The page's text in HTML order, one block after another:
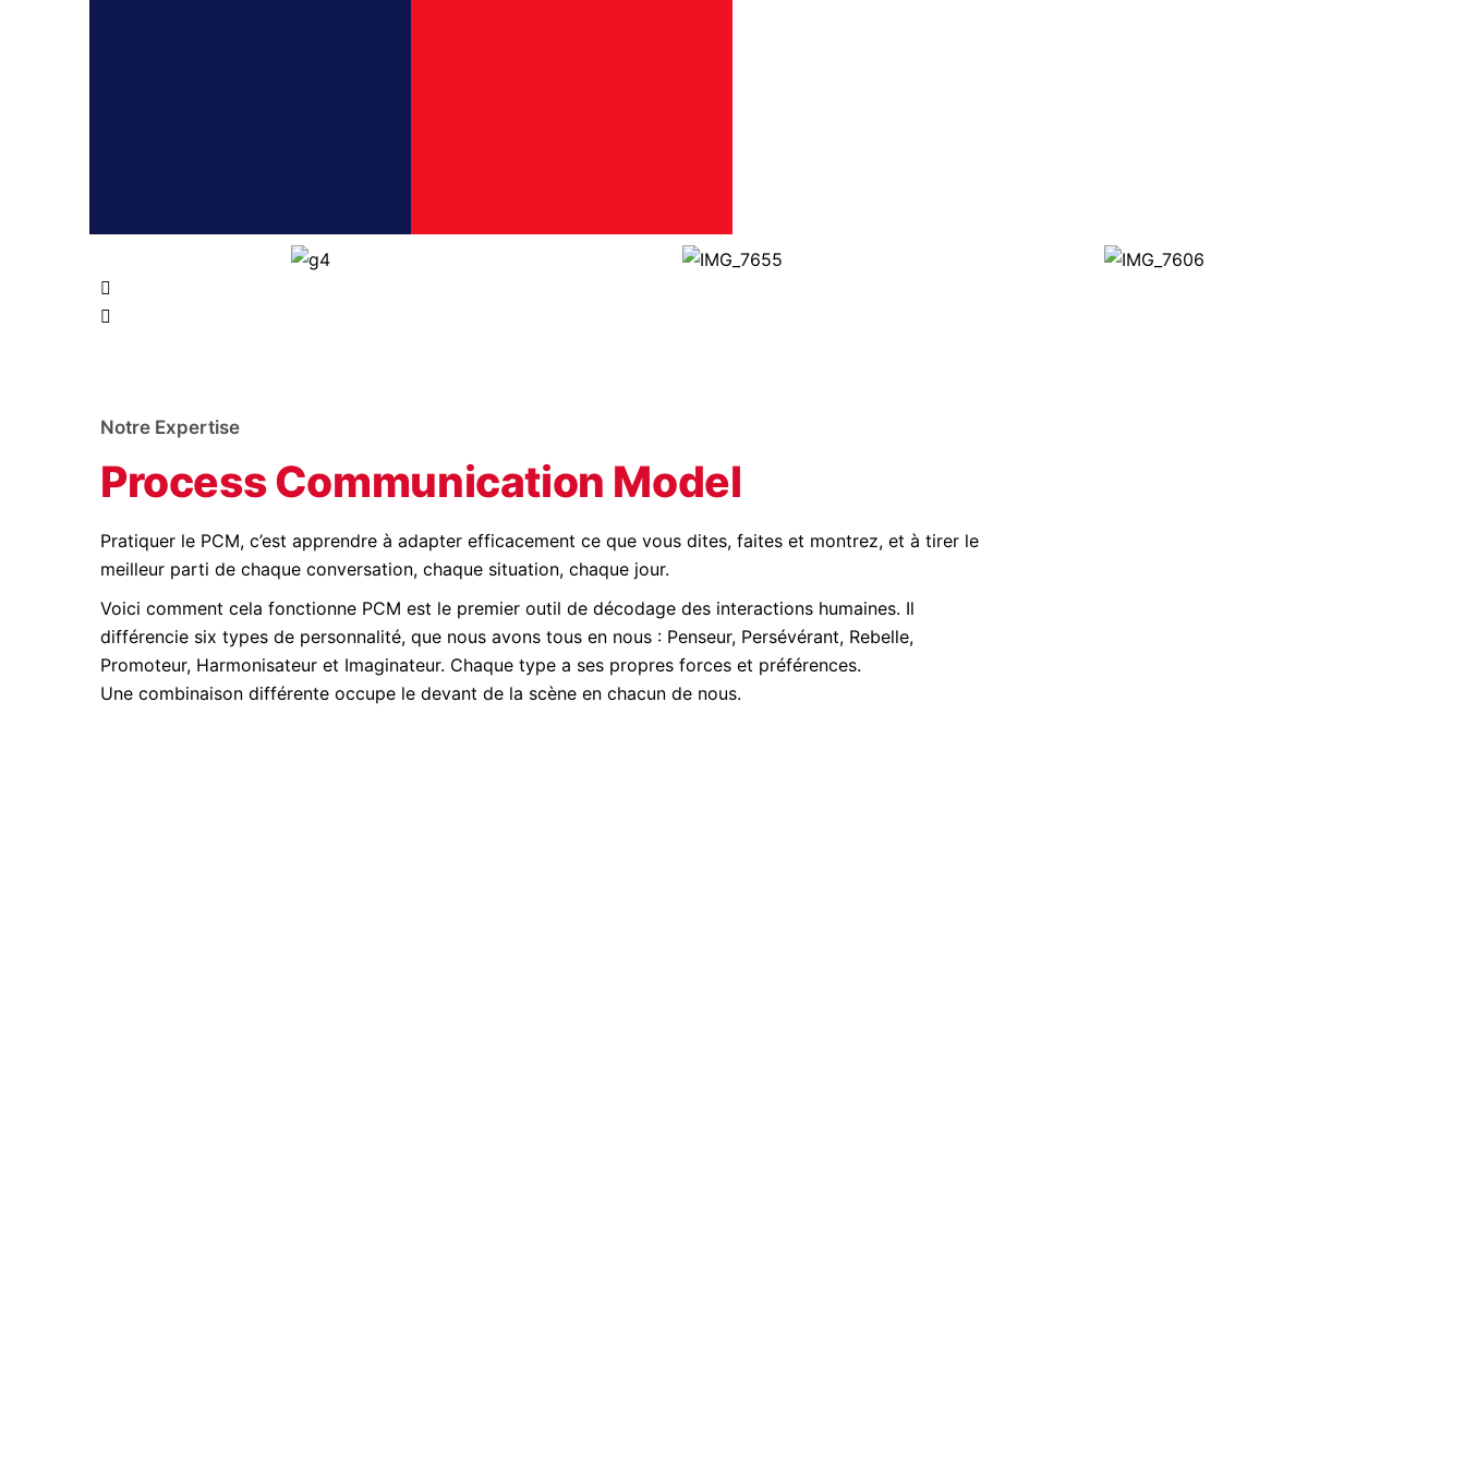
Notre Expertise
Process Communication Model
Pratiquer le PCM, c’est apprendre à adapter efficacement ce que vous dites, faites et montrez, et à tirer le
meilleur parti de chaque conversation, chaque situation, chaque jour.
Voici comment cela fonctionne PCM est le premier outil de décodage des interactions humaines. Il
différencie six types de personnalité, que nous avons tous en nous : Penseur, Persévérant, Rebelle,
Promoteur, Harmonisateur et Imaginateur. Chaque type a ses propres forces et préférences.
Une combinaison différente occupe le devant de la scène en chacun de nous.